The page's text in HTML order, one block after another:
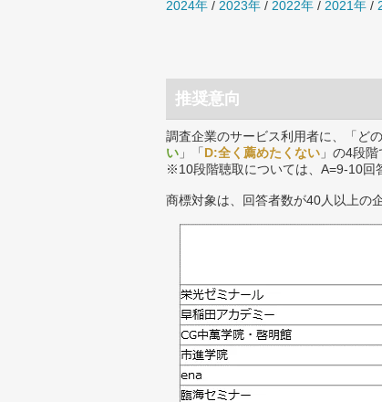
2024年 / 2023年 / 2022年 / 2021年 /
推奨意向
調査企業のサービス利用者に、「ど
い 」「D:全く薦めたくない 」の4段
※10段階聴取については、A=9-10回
商標対象は、回答者数が40人以上の企